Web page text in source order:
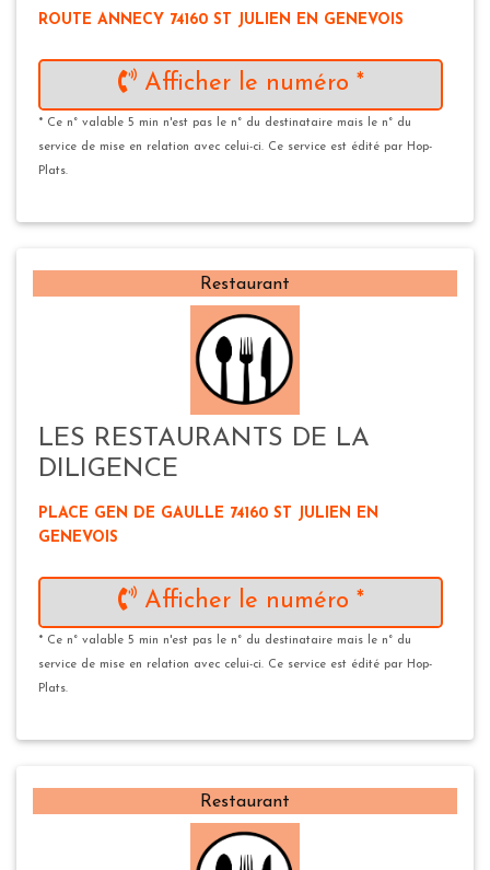
ROUTE ANNECY 74160 ST JULIEN EN GENEVOIS
Afficher le numéro *
* Ce n° valable 5 min n'est pas le n° du destinataire mais le n° du
service de mise en relation avec celui-ci. Ce service est édité par Hop-
Plats.
Restaurant
LES RESTAURANTS DE LA
DILIGENCE
PLACE GEN DE GAULLE 74160 ST JULIEN EN
GENEVOIS
Afficher le numéro *
* Ce n° valable 5 min n'est pas le n° du destinataire mais le n° du
service de mise en relation avec celui-ci. Ce service est édité par Hop-
Plats.
Restaurant